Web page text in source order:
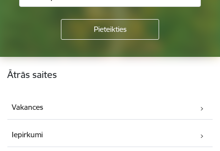
Kājene
Ātrās saites
Vakances
Iepirkumi